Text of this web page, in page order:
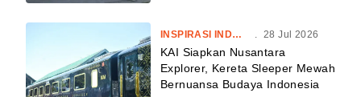
INSPIRASI INDONESIA 28 Jul 2026
KAI Siapkan Nusantara
Explorer, Kereta Sleeper Mewah
Bernuansa Budaya Indonesia